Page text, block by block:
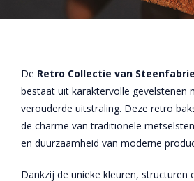
De Retro Collectie van
bestaat uit karaktervolle gevelstenen
verouderde uitstraling. Deze retro
de charme van traditionele
en duurzaamheid van moderne
Dankzij de unieke kleuren, structuren